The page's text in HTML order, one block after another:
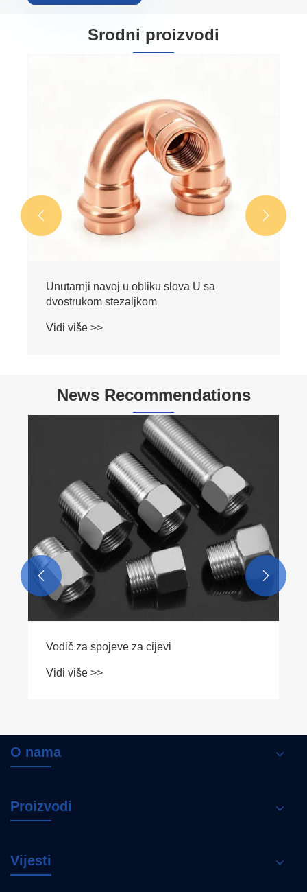
Srodni proizvodi
Unutarnji navoj u obliku slova U sa
dvostrukom stezaljkom
Vidi više >>
 
News Recommendations
Vodič za spojeve za cijevi
Vidi više >>
 
O nama
Proizvodi
Vijesti